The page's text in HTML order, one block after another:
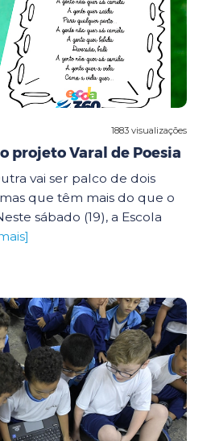
1883 visualizações
projeto Varal de Poesia
vai ser palco de dois
que têm mais do que o
sábado (19), a Escola